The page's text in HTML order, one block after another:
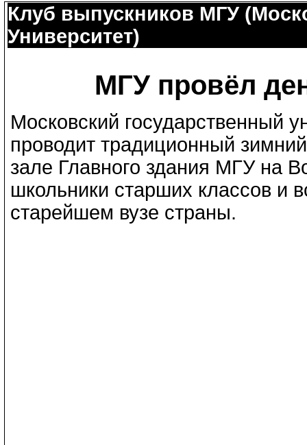
Клуб выпускников МГУ
Университет)
МГУ провёл
Московский государственный
проводит традиционный
зале Главного здания МГУ на
школьники старших классов и
старейшем вузе страны.